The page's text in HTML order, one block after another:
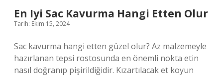
En Iyi Sac Kavurma Hangi Etten Olur
Tarih: Ekim 15, 2024
Sac kavurma hangi etten güzel olur? Az malzemeyle
hazırlanan tepsi rostosunda en önemli nokta etin
nasıl doğranıp pişirildiğidir. Kızartılacak et koyun